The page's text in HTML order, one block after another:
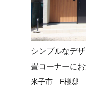
シンプルなデ
畳コーナーにお
米子市 F様邸